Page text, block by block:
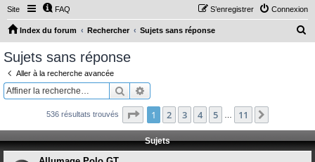
Site FAQ Connexion
S’enregistrer
Index du forum Rechercher Sujets sans réponse
c
h
Sujets sans réponse
Aller à la recherche avancée
Rechercher
536 résultats trouvés Page 1sur11
1 2 3 4 5 11
Sujets